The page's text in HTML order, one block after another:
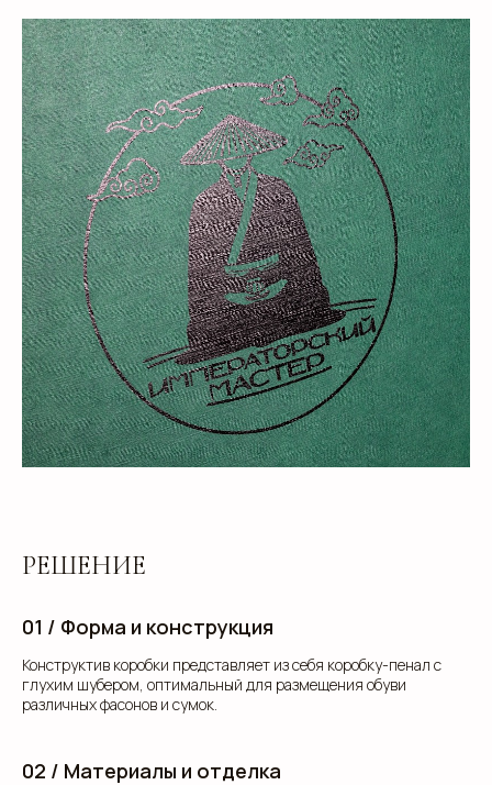
РЕШЕНИЕ
01 / Форма и конструкция
Конструктив коробки представляет из себя коробку-пенал с
глухим шубером, оптимальный для размещения обуви
различных фасонов и сумок.
02 / Материалы и отделка